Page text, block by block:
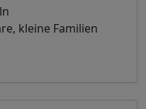
kleine Familien